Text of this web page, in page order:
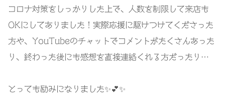
コロナ対策をしっかりした上で、人数を制限して来店も
OKにしてありました！実際応援に駆けつけてくださった
方や、YouTubeのチャットでコメントがたくさんあった
り、終わった後にも感想を直接連絡くれる方だったり…
とっても励みになりました✨💕✨